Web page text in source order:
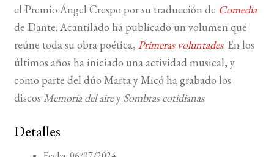
el Premio Ángel Crespo por su traducción de Comedia
de Dante. Acantilado ha publicado un volumen que
reúne toda su obra poética, Primeras voluntades. En los
últimos años ha iniciado una actividad musical, y
como parte del dúo Marta y Micó ha grabado los
discos Memoria del airey Sombras cotidianas.
Detalles